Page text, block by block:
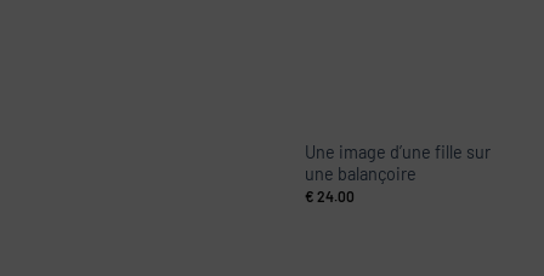
Une image d’une fille sur
une balançoire
€ 24.00